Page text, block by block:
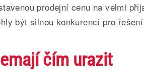
prodejní cenu na velmi
být silnou konkurencí pro
čím urazit